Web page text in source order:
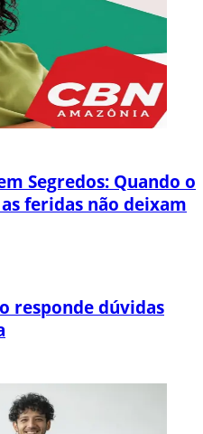
Segredos: Quando o
feridas não deixam
responde dúvidas